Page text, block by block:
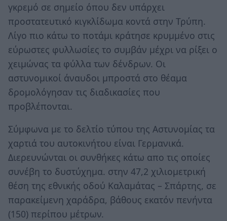
γκρεμό σε σημείο όπου δεν υπάρχει
προστατευτικό κιγκλίδωμα κοντά στην Τρύπη.
Λίγο πιο κάτω το ποτάμι κράτησε κρυμμένο στις
εύρωστες φυλλωσίες το συμβάν μέχρι να ρίξει ο
χειμώνας τα φύλλα των δένδρων. Οι
αστυνομικοί άναυδοι μπροστά στο θέαμα
δρομολόγησαν τις διαδικασίες που
προβλέπονται.
Σύμφωνα με το δελτίο τύπου της Αστυνομίας τα
χαρτιά του αυτοκινήτου είναι Γερμανικά.
Διερευνώνται οι συνθήκες κάτω απο τις οποίες
συνέβη το δυστύχημα. στην 47,2 χιλιομετρική
θέση της εθνικής οδού Καλαμάτας – Σπάρτης, σε
παρακείμενη χαράδρα, βάθους εκατόν πενήντα
(150) περίπου μέτρων.